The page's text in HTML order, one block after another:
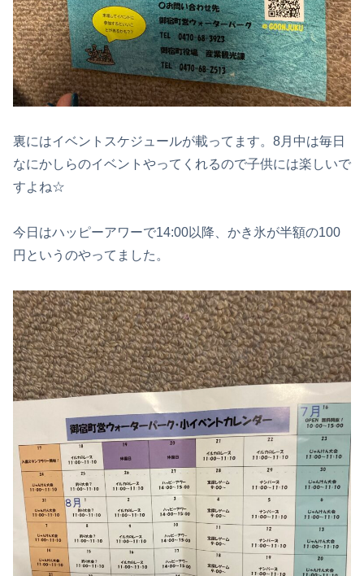
裏にはイベントスケジュールが載ってます。8月中は毎日
なにかしらのイベントやってくれるので子供には楽しいで
すよね☆
今日はハッピーアワーで14:00以降、かき氷が半額の100
円というのやってました。